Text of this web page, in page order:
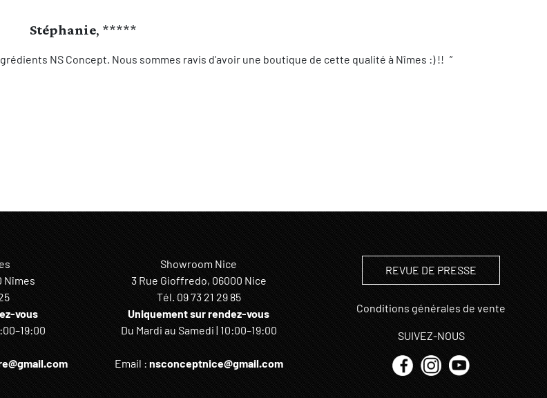
Stéphanie, *****
NS Concept. Nous sommes ravis d'avoir une boutique de cette qualité à Nîmes :) !!
Nîmes
vous
Showroom Nice
3 Rue Gioffredo, 06000 Nice
Tél. 09 73 21 29 85
Uniquement sur rendez-vous
Du Mardi au Samedi | 10:00–19:00
Email : nsconceptnice@gmail.com
REVUE DE PRESSE
Conditions générales de vente
SUIVEZ-NOUS